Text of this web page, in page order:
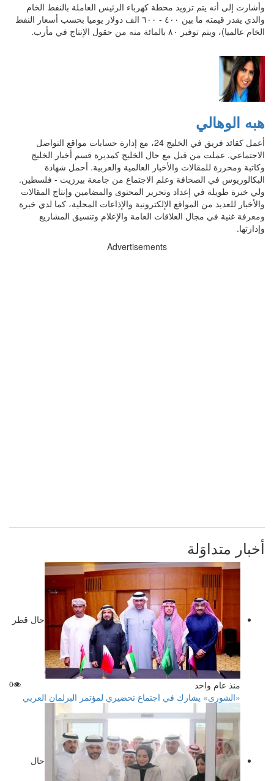
وأشارت إلى أنه يتم تزويد محطة كهرباء الرئيس العاملة بالنفط الخام
والذي يقدر قيمته ما بين ٤٠٠ - ٦٠٠ الف دولار يوميا بحسب أسعار النفط
الخام عالميا)، ويتم توفير ٨٠ بالمائة منه من حقول الإنتاج في مأرب.
هبه الوهالي
أعمل كقائد فريق في الخليج 24، مع إدارة حسابات مواقع التواصل
الاجتماعي. عملت من قبل مع حال الخليج كمديرة قسم أخبار الخليج
وكاتبة ومحررة للمقالات والأخبار العالمية والعربية. أحمل شهادة
البكالوريوس في الصحافة وعلم الاجتماع من جامعة بيرزيت - فلسطين.
ولي خبرة طويلة في إعداد وتحرير المحتوى والمضامين وإنتاج المقالات
والأخبار للعديد من المواقع الإلكترونية والإذاعات المحلية، كما لدي خبرة
ومعرفة غنية في مجال العلاقات العامة والإعلام وتنسيق المشاريع
وإدارتها.
Advertisements
أخبار متداوَلة
حال قطر
منذ عام واحد 0
«الشورى» يشارك في اجتماع تحضيري لمؤتمر البرلمان العربي
حال